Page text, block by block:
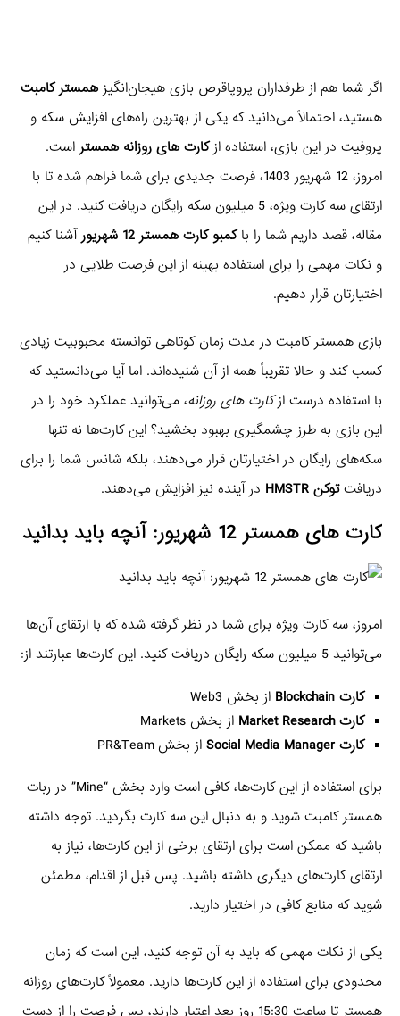
اگر شما هم از طرفداران پروپاقرص بازی هیجان‌انگیز همستر کامبت
هستید، احتمالاً می‌دانید که یکی از بهترین راه‌های افزایش سکه و
پروفیت در این بازی، استفاده ازکارت های روزانه همستر است.
امروز، 12 شهریور 1403، فرصت جدیدی برای شما فراهم شده تا با
ارتقای سه کارت ویژه، 5 میلیون سکه رایگان دریافت کنید. در این
مقاله، قصد داریم شما را باکمبو کارت همستر 12 شهریور
آشنا کنیم
و نکات مهمی را برای استفاده بهینه از این فرصت طلایی در
اختیارتان قرار دهیم.
بازی همستر کامبت در مدت زمان کوتاهی توانسته محبوبیت زیادی
کسب کند و حالا تقریباً همه از آن شنیده‌اند. اما آیا می‌دانستید که
با استفاده درست ازکارت های روزانه، می‌توانید عملکرد خود را در
این بازی به طرز چشمگیری بهبود بخشید؟ این کارت‌ها نه تنها
سکه‌های رایگان در اختیارتان قرار می‌دهند، بلکه شانس شما را برای
دریافتتوکن HMSTR در آینده نیز افزایش می‌دهند.
کارت های همستر 12 شهریور: آنچه باید بدانید
امروز، سه کارت ویژه برای شما در نظر گرفته شده که با ارتقای آن‌ها
می‌توانید 5 میلیون سکه رایگان دریافت کنید. این کارت‌ها عبارتند از:
کارت Blockchain
از بخش Web3
کارت Market Research
از بخش Markets
کارت Social Media Manager
از بخش PR&Team
برای استفاده از این کارت‌ها، کافی است وارد بخش “Mine” در ربات
همستر کامبت شوید و به دنبال این سه کارت بگردید. توجه داشته
باشید که ممکن است برای ارتقای برخی از این کارت‌ها، نیاز به
ارتقای کارت‌های دیگری داشته باشید. پس قبل از اقدام، مطمئن
شوید که منابع کافی در اختیار دارید.
یکی از نکات مهمی که باید به آن توجه کنید، این است که زمان
محدودی برای استفاده از این کارت‌ها دارید. معمولاً کارت‌های روزانه
همستر تا ساعت 15:30 روز بعد اعتبار دارند، پس فرصت را از دست